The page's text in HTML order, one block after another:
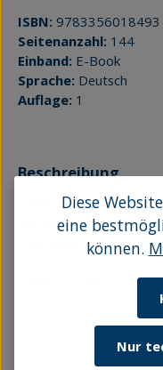
ISBN: 9783356018493
Seitenanzahl: 144
Einband: E-Book
Sprache: Deutsch
Auflage: 1
Beschreibung
„Wer den Koch
verlassen", „Zum
„Niemand ist Herr
Diese
eine
können.
Nur